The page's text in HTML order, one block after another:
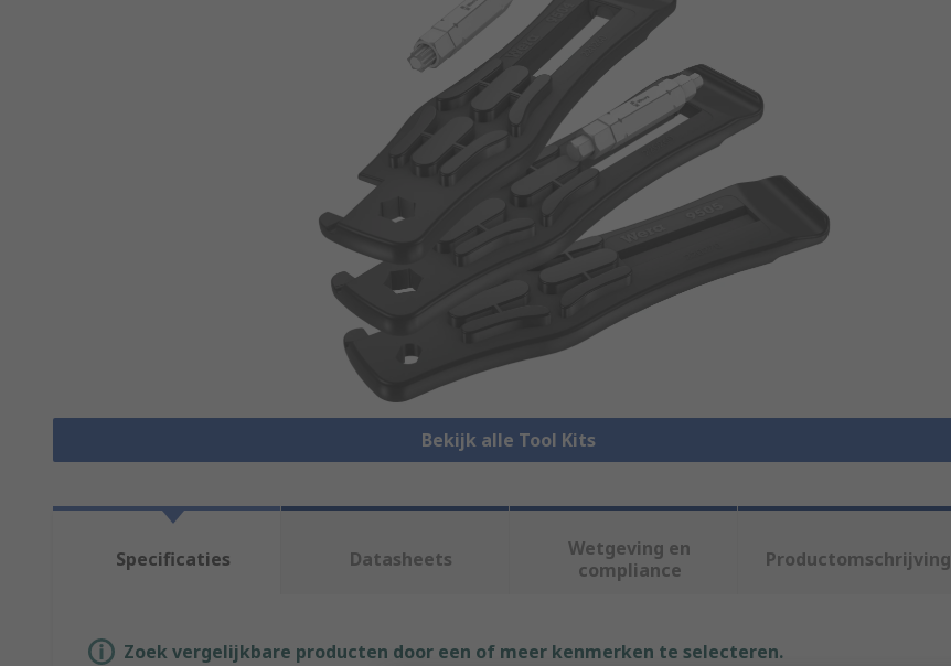
Bekijk alle Tool Kits
Specificaties Datasheets
Wetgeving en
compliance
Productomschrijving
Zoek vergelijkbare producten door een of meer kenmerken te selecteren.